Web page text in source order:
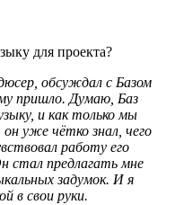
для проекта?
обсуждал с Базом
пришло. Думаю, Баз
и как только мы
уже чётко знал, чего
работу его
стал предлагать мне
задумок. И я
в свои руки.